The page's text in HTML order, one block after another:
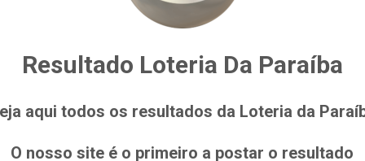
Resultado Loteria Da Paraíba
aqui todos os resultados da Loteria da
O nosso site é o primeiro a postar o resultado